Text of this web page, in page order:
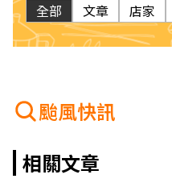
全部 文章 店家
颱風快訊
相關文章